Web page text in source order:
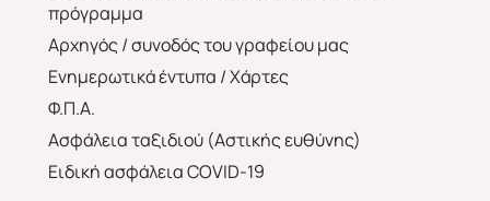
πρόγραμμα
Αρχηγός / συνοδός του γραφείου μας
Ενημερωτικά έντυπα / Χάρτες
Φ.Π.Α.
Ασφάλεια ταξιδιού (Αστικής ευθύνης)
Ειδική ασφάλεια COVID-19